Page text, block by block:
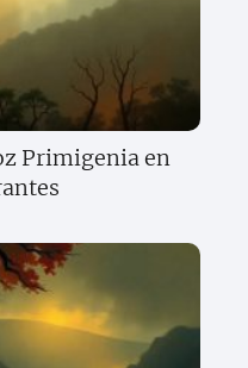
Primigenia en